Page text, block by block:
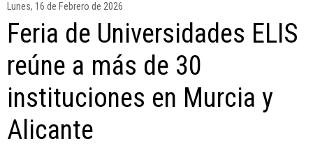
Lunes, 16 de Febrero de 2026
Feria de Universidades ELIS
reúne a más de 30
instituciones en Murcia y
Alicante